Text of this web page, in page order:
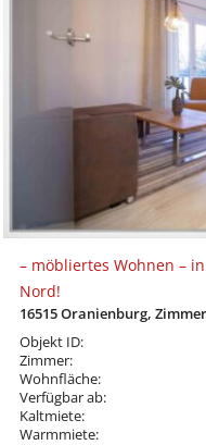
– möbliertes Wohnen –
Nord!
16515 Oranienburg, Zimmer
Objekt ID:
Zimmer:
Wohnfläche:
Verfügbar ab:
Kaltmiete:
Warmmiete: